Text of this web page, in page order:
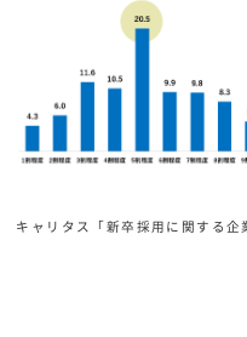
キャリタス「新卒採用に関する